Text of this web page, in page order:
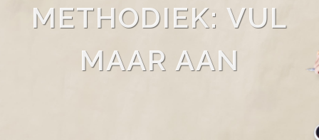
METHODIEK: VUL
MAAR AAN